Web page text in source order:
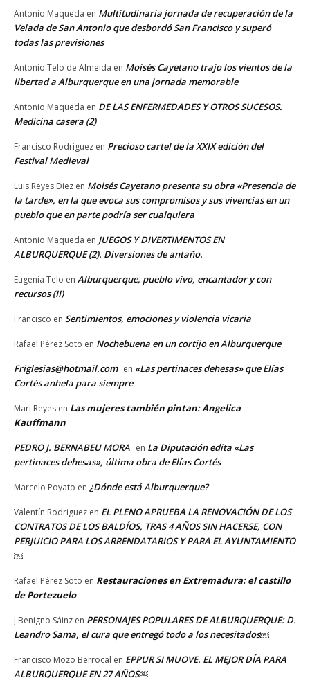
Antonio Maqueda en Multitudinaria jornada de recuperación de la
Velada de San Antonio que desbordó San Francisco y superó
todas las previsiones
Antonio Telo de Almeida en Moisés Cayetano trajo los vientos de la
libertad a Alburquerque en una jornada memorable
Antonio Maqueda en DE LAS ENFERMEDADES Y OTROS SUCESOS.
Medicina casera (2)
Francisco Rodriguez en Precioso cartel de la XXIX edición del
Festival Medieval
Luis Reyes Diez en Moisés Cayetano presenta su obra «Presencia de
la tarde», en la que evoca sus compromisos y sus vivencias en un
pueblo que en parte podría ser cualquiera
Antonio Maqueda en JUEGOS Y DIVERTIMENTOS EN
ALBURQUERQUE (2). Diversiones de antaño.
Eugenia Telo en Alburquerque, pueblo vivo, encantador y con
recursos (II)
Francisco en Sentimientos, emociones y violencia vicaria
Rafael Pérez Soto en Nochebuena en un cortijo en Alburquerque
Friglesias@hotmail.com en «Las pertinaces dehesas» que Elías
Cortés anhela para siempre
Mari Reyes en Las mujeres también pintan: Angelica
Kauffmann
PEDRO J. BERNABEU MORA en La Diputación edita «Las
pertinaces dehesas», última obra de Elías Cortés
Marcelo Poyato en ¿Dónde está Alburquerque?
Valentín Rodriguez en EL PLENO APRUEBA LA RENOVACIÓN DE LOS
CONTRATOS DE LOS BALDÍOS, TRAS 4 AÑOS SIN HACERSE, CON
PERJUICIO PARA LOS ARRENDATARIOS Y PARA EL AYUNTAMIENTO
￼
Rafael Pérez Soto en Restauraciones en Extremadura: el castillo
de Portezuelo
J.Benigno Sáinz en PERSONAJES POPULARES DE ALBURQUERQUE: D.
Leandro Sama, el cura que entregó todo a los necesitados￼
Francisco Mozo Berrocal en EPPUR SI MUOVE. EL MEJOR DÍA PARA
ALBURQUERQUE EN 27 AÑOS￼